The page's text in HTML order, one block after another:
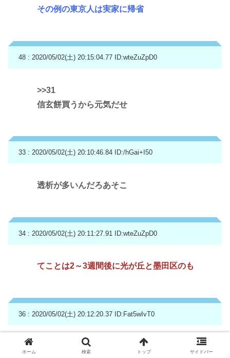
その例の東京人は実家に帰省
48 : 2020/05/02(土) 20:15:04.77 ID:wteZuZpD0
>>31
信玄餅買うから元気だせ
33 : 2020/05/02(土) 20:10:46.84 ID:/hGai+I50
透析が多いんだろあそこ
34 : 2020/05/02(土) 20:11:27.91 ID:wteZuZpD0
てことは2～3週間後に光が丘と墨田区のも
36 : 2020/05/02(土) 20:12:20.37 ID:Fat5wIvT0
まあ、東京ならしゃーない
ホーム 検索 トップ サイドバー